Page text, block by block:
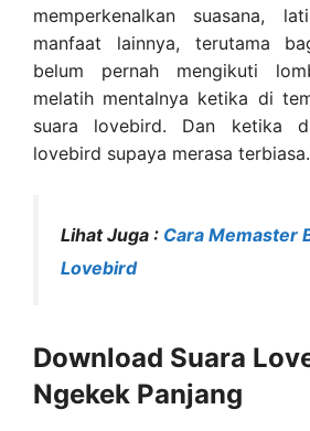
memperkenalkan suasana,
manfaat lainnya, terutama
belum pernah mengikuti
melatih mentalnya ketika di
suara lovebird. Dan ketika
lovebird supaya merasa terbiasa.
Lihat Juga : Cara Memaster
Lovebird
Download Suara
Ngekek Panjang